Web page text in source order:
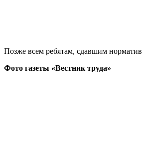
Позже всем ребятам, сдавшим
Фото газеты «Вестник труда»